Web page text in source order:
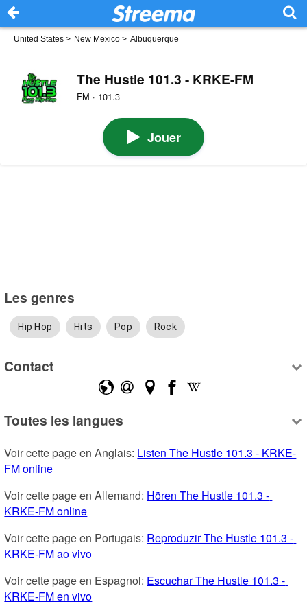
United States > New Mexico > Albuquerque
The Hustle 101.3 - KRKE-FM
FM · 101.3
Jouer
Les genres
Hip Hop Hits Pop Rock
Contact
Toutes les langues
Voir cette page en Anglais: Listen The Hustle 101.3 - KRKE-
FM online
Voir cette page en Allemand: Hören The Hustle 101.3 -
KRKE-FM online
Voir cette page en Portugais: Reproduzir The Hustle 101.3 -
KRKE-FM ao vivo
Voir cette page en Espagnol: Escuchar The Hustle 101.3 -
KRKE-FM en vivo